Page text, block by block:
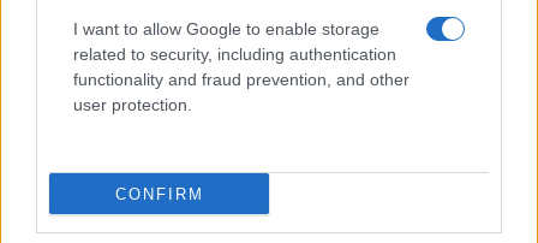
I want to allow Google to enable storage
related to security, including authentication
functionality and fraud prevention, and other
user protection.
CONFIRM
Aguacate en la cocina: 10 recetas rápidas y deliciosas